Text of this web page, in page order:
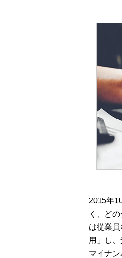
2015年
く、ど
は従業
用」し、
マイナ